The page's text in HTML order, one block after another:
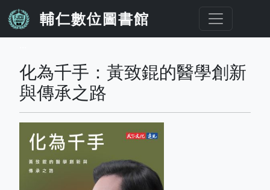
移至主內容
輔仁數位圖書館
化為千手：黃致錕的醫學創新
與傳承之路